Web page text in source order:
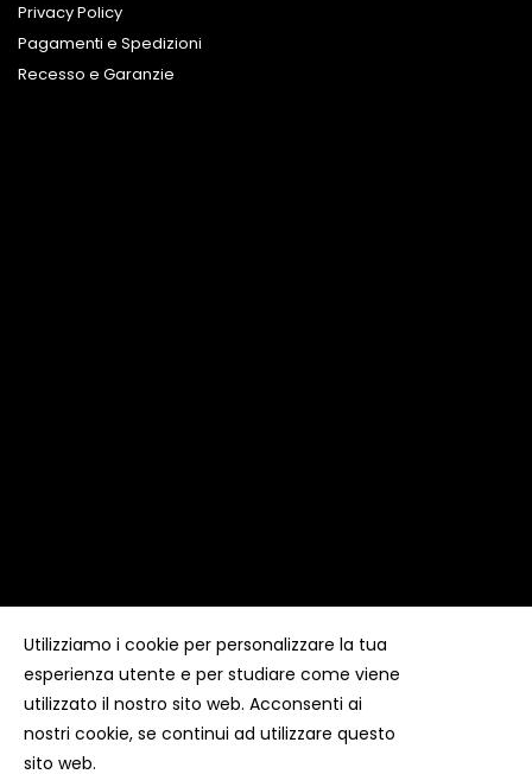
Privacy Policy
Pagamenti e Spedizioni
Recesso e Garanzie
Copyright ©Kyuubi Cloud SolutionbySTUDIO
diritti riservati
Utilizziamo i cookie per personalizzare la tua
esperienza utente e per studiare come viene
utilizzato il nostro sito web. Acconsenti ai
nostri cookie, se continui ad utilizzare questo
sito web.